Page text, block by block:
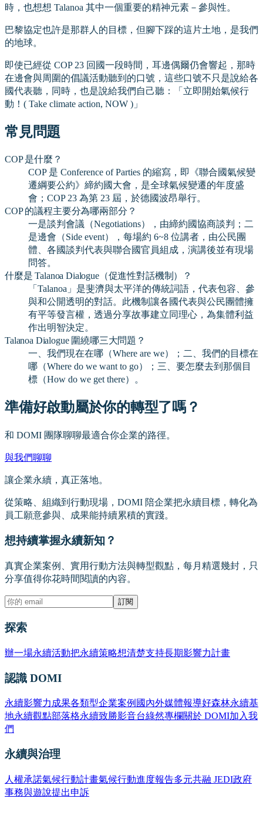
時，也想想 Talanoa 其中一個重要的精神元素－參與性。
巴黎協定也許是那群人的目標，但腳下踩的這片土地，是我們
的地球。
即使已經從 COP 23 回國一段時間，耳邊偶爾仍會響起，那時
在邊會與周圍的倡議活動聽到的口號，這些口號不只是說給各
國代表聽，同時，也是說給我們自己聽：「立即開始氣候行
動！( Take climate action, NOW )」
常見問題
COP 是什麼？
COP 是 Conference of Parties 的縮寫，即《聯合國氣候變
遷綱要公約》締約國大會，是全球氣候變遷的年度盛
會；COP 23 為第 23 屆，於德國波昂舉行。
COP 的議程主要分為哪兩部分？
一是談判會議（Negotiations），由締約國協商談判；二
是邊會（Side event），每場約 6~8 位講者，由公民團
體、各國談判代表與聯合國官員組成，演講後並有現場
問答。
什麼是 Talanoa Dialogue（促進性對話機制）？
「Talanoa」是斐濟與太平洋的傳統詞語，代表包容、參
與和公開透明的對話。此機制讓各國代表與公民團體擁
有平等發言權，透過分享故事建立同理心，為集體利益
作出明智決定。
Talanoa Dialogue 圍繞哪三大問題？
一、我們現在在哪（Where are we）；二、我們的目標在
哪（Where do we want to go）；三、要怎麼去到那個目
標（How do we get there）。
準備好啟動屬於你的轉型了嗎？
和 DOMI 團隊聊聊最適合你企業的路徑。
與我們聊聊
讓企業永續，真正落地。
從策略、組織到行動現場，DOMI 陪企業把永續目標，轉化為
員工願意參與、成果能持續累積的實踐。
想持續掌握永續新知？
真實企業案例、實用行動方法與轉型觀點，每月精選幾封，只
分享值得你花時間閱讀的內容。
訂閱
探索
辦一場永續活動把永續策略想清楚支持長期影響力計畫
認識 DOMI
永續影響力成果各類型企業案例 國內外媒體報導好森林永續基
地永續觀點部落格永續致勝影音台綠然專欄關於 DOMI加入我
們
永續與治理
人權承諾氣候行動計畫氣候行動進度報告多元共融 JEDI政府
事務與遊說提出申訴